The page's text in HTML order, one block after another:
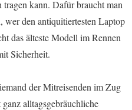
kann. Dafür braucht man
wer den antiquitiertesten Laptop
das älteste Modell im Rennen
Sicherheit.
der Mitreisenden im Zug
alltagsgebräuchliche